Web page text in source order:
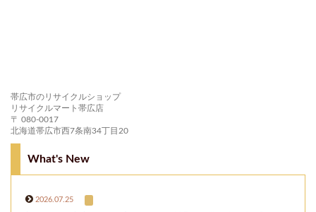
帯広市のリサイクルショップ
リサイクルマート帯広店
〒 080-0017
北海道帯広市西7条南34丁目20
What's New
2026.07.25